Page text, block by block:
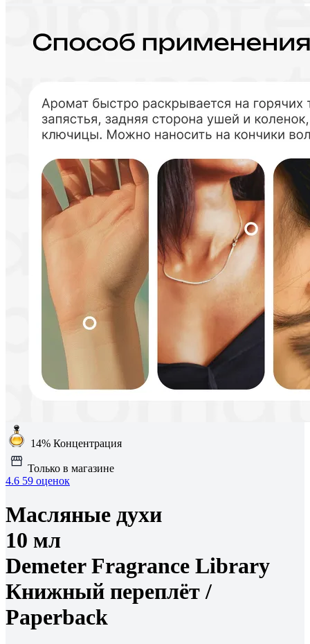
14% Концентрация
Только в магазине
4.6 59 оценок
Масляные духи
10 мл
Demeter Fragrance Library
Книжный переплёт /
Paperback